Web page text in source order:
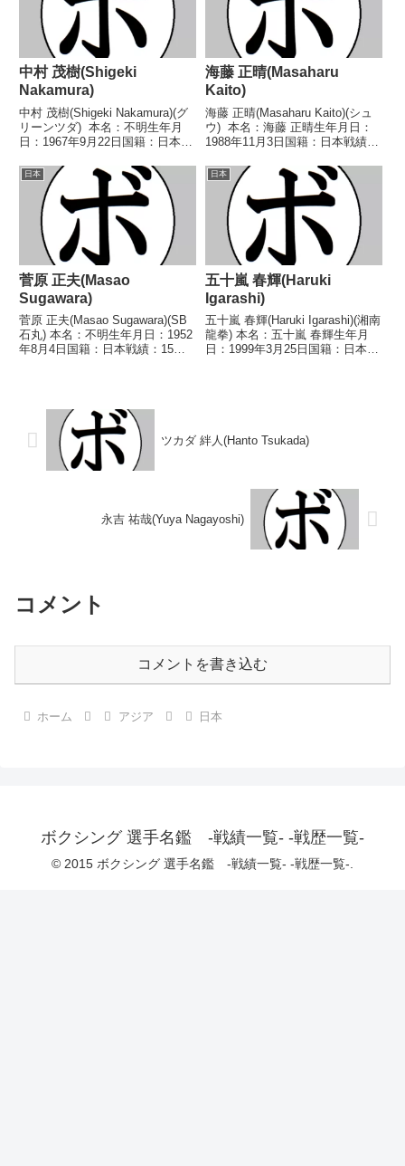
中村 茂樹(Shigeki
Nakamura)
中村 茂樹(Shigeki Nakamura)(グ
リーンツダ) 本名：不明生年月
日：1967年9月22日国籍：日本戦
タイトル】1993年度西日本スー
パーバンタム級新人王 【戦歴】
1991/05/...
海藤 正晴(Masaharu
Kaito)
海藤 正晴(Masaharu Kaito)(シュ
ウ) 本名：海藤 正晴生年月日：
1988年11月3日国籍：日本戦績：
ル】なし 【戦歴】2014/11/13
○4R判定 2-0(40-36、39-37...
日本
菅原 正夫(Masao
Sugawara)
菅原 正夫(Masao Sugawara)(SB
石丸) 本名：不明生年月日：1952
年8月4日国籍：日本戦績：15戦5
央)1...
日本
五十嵐 春輝(Haruki
Igarashi)
五十嵐 春輝(Haruki Igarashi)(湘南
龍拳) 本名：五十嵐 春輝生年月
日：1999年3月25日国籍：日本戦
ツカダ 絆人(Hanto Tsukada)
永吉 祐哉(Yuya Nagayoshi)
コメント
コメントを書き込む
ホーム アジア 日本
ボクシング 選手名鑑 -戦績一覧- -戦歴一覧-
© 2015 ボクシング 選手名鑑 -戦績一覧- -戦歴一覧-.